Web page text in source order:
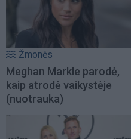
Žmonės
Meghan Markle parodė,
kaip atrodė vaikystėje
(nuotrauka)